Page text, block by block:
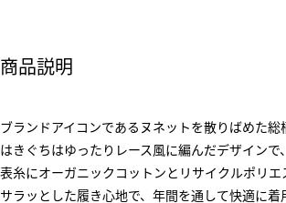
商品説明
ブランドアイコンであるヌネットを散りばめた総
はきぐちはゆったりレース風に編んだデザインで
表糸にオーガニックコットンとリサイクルポリ
サラッとした履き心地で、年間を通して快適に着